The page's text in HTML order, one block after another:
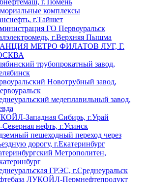
г.Тюмень
комплексы
г.Тайшет
ГО Первоуральск
г.Верхняя Пышма
МЕТРО ФИЛАТОВ ЛУГ, Г.
трубопрокатный завод,
Новотрубный завод,
медеплавильный завод,
Западная Сибирь, г.Урай
нефть, г.Усинск
пешеходный переход через
дорогу, г.Екатеринбург
Метрополитен,
ГРЭС, г.Среднеуральск
ЛУКОЙЛ-Пермнефтепродукт